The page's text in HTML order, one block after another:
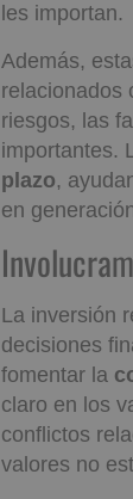
les importan.
Además,
relacionados
riesgos, las
importantes.
plazo,
en
La inversión
decisiones
fomentar la
claro en los
conflictos
valores no